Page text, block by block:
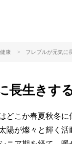
健康 > フレブルが元気に
長生きす
どこか春夏秋冬
陽が燦々と輝く